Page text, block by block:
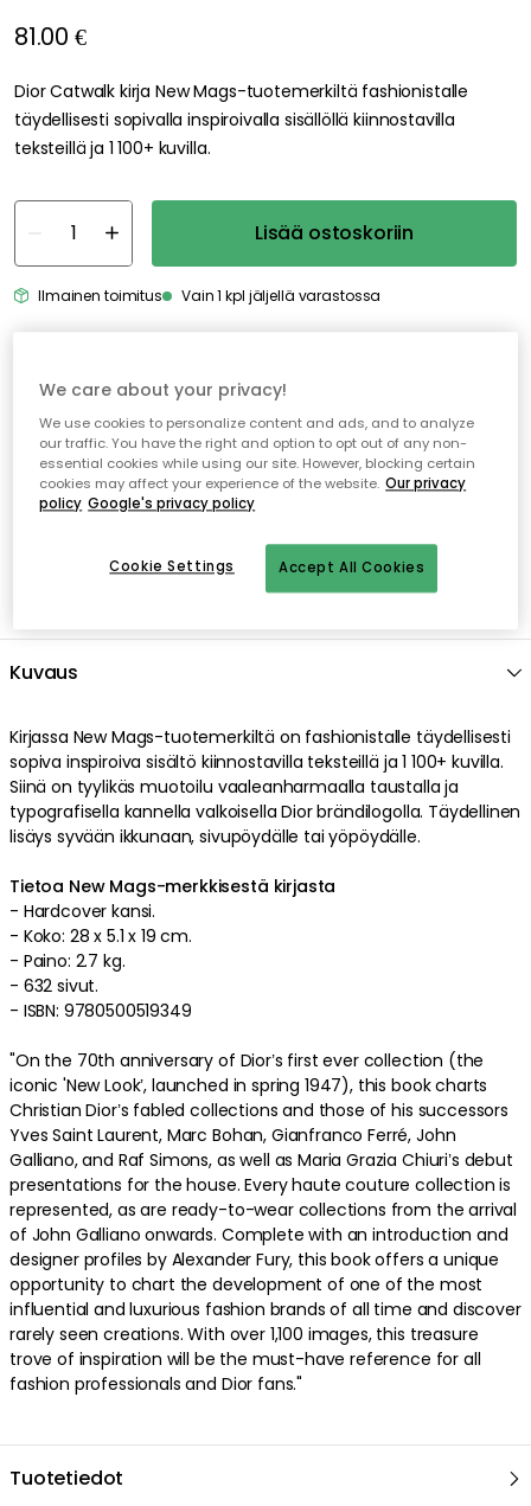
We care about your privacy!
We use cookies to personalize content and ads, and to analyze
our traffic. You have the right and option to opt out of any non-
essential cookies while using our site. However, blocking certain
cookies may affect your experience of the website. Our privacy
policy Google's privacy policy
Accept All Cookies
Cookie Settings